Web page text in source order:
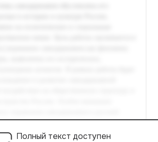
Полный текст доступен